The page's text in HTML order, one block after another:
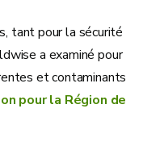
tant pour la sécurité
a examiné pour
et contaminants
pour la Région de